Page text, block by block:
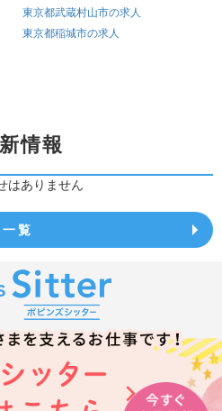
東京都武蔵村山市の求人
東京都稲城市の求人
情報
はありません
一覧